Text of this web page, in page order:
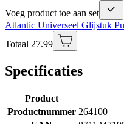
Voeg product toe aan set
Atlantic Universeel Glijstuk
Totaal 27.99
Specificaties
Product
Productnummer 264100